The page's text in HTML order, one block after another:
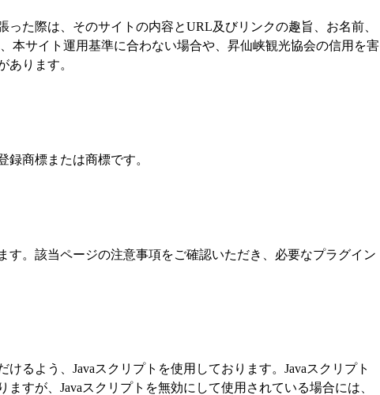
た際は、そのサイトの内容とURL及びリンクの趣旨、お名前、
本サイト運用基準に合わない場合や、昇仙峡観光協会の信用を害
あります。
商標または商標です。
。該当ページの注意事項をご確認いただき、必要なプラグイン
るよう、Javaスクリプトを使用しております。Javaスクリプト
すが、Javaスクリプトを無効にして使用されている場合には、